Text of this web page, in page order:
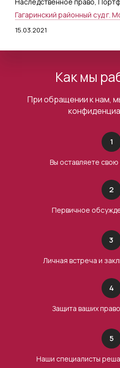
Гагаринский районный суд г.
15.03.2021
Как мы
При обращении к нам,
1
Вы оставляете свою
2
Первичное
3
Личная встреча и
4
Защита ваших
5
Наши специалисты